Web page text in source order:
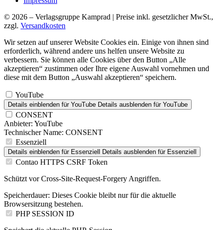
© 2026 – Verlagsgruppe Kamprad | Preise inkl. gesetzlicher MwSt.,
zzgl. Versandkosten
Wir setzen auf unserer Website Cookies ein. Einige von ihnen sind
erforderlich, während andere uns helfen unsere Website zu
verbessern. Sie können alle Cookies über den Button „Alle
akzeptieren“ zustimmen oder Ihre eigene Auswahl vornehmen und
diese mit dem Button „Auswahl akzeptieren“ speichern.
YouTube
Details einblenden für YouTube Details ausblenden für YouTube
CONSENT
Anbieter: YouTube
Technischer Name: CONSENT
Essenziell
Details einblenden für Essenziell Details ausblenden für Essenziell
Contao HTTPS CSRF Token
Schützt vor Cross-Site-Request-Forgery Angriffen.
Speicherdauer: Dieses Cookie bleibt nur für die aktuelle
Browsersitzung bestehen.
PHP SESSION ID